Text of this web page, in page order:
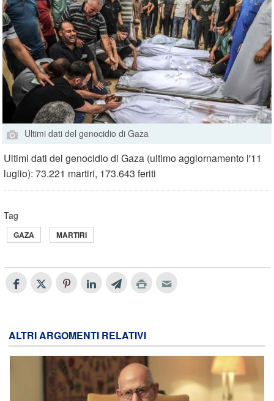
Ultimi dati del genocidio di Gaza
Ultimi dati del genocidio di Gaza (ultimo aggiornamento l'11
luglio): 73.221 martiri, 173.643 feriti
Tag
GAZA MARTIRI
ALTRI ARGOMENTI RELATIVI